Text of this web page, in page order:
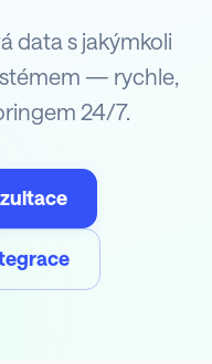
data s jakýmkoli
— rychle,
24/7.